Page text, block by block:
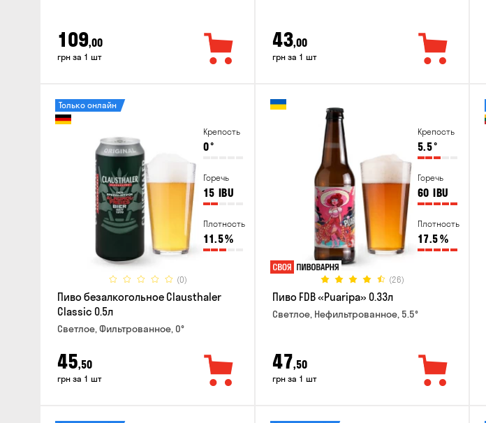
109,00
грн за 1 шт
43,00
грн за 1 шт
Крепость
0°
Горечь
15 IBU
Плотность
11.5%
(0)
Только онлайн
Пиво безалкогольное Clausthaler
Classic 0.5л
Светлое, Фильтрованное, 0°
45,50
грн за 1 шт
Крепость
5.5°
Горечь
60 IBU
Плотность
17.5%
(26)
Пиво FDB «Puaripa» 0.33л
Светлое, Нефильтрованное, 5.5°
47,50
грн за 1 шт